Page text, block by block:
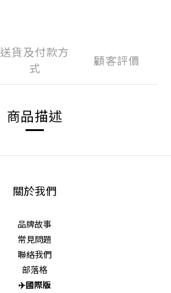
送貨及付款方
式
顧客評價
商品描述
關於我們
品牌故事
常見問題
聯絡我們
部落格
✈️國際版